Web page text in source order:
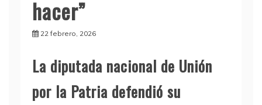
hacer”
22 febrero, 2026
La diputada nacional de Unión
por la Patria defendió su